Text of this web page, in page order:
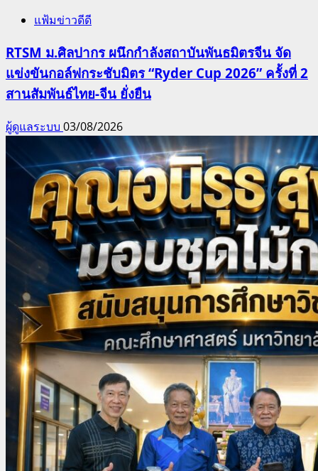
แฟ้มข่าวดีดี
RTSM ม.ศิลปากร ผนึกกำลังสถาบันพันธมิตรจีน จัด
แข่งขันกอล์ฟกระชับมิตร “Ryder Cup 2026” ครั้งที่ 2
สานสัมพันธ์ไทย-จีน ยั่งยืน
ผู้ดูแลระบบ 03/08/2026